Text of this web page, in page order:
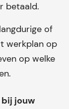
betaald.
of
werkplan op
op welke
jouw